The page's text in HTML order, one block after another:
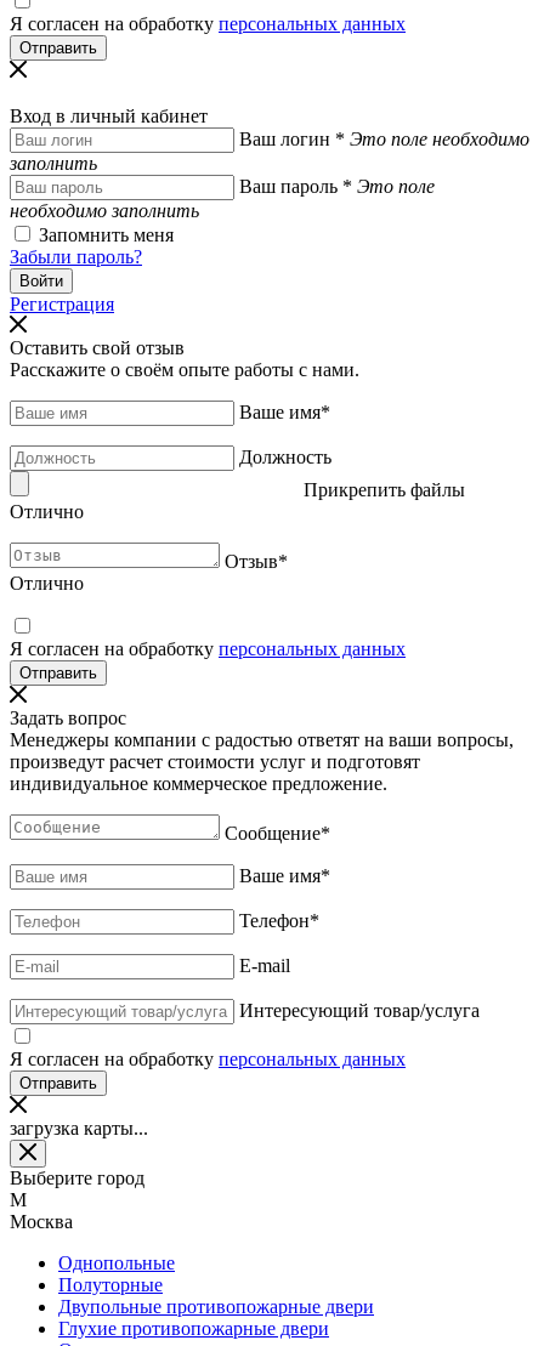
Я согласен на обработку персональных данных
Вход в личный кабинет
Ваш логин * Это поле необходимо
заполнить
Ваш пароль * Это поле
необходимо заполнить
Запомнить меня
Забыли пароль?
Регистрация
Оставить свой отзыв
Расскажите о своём опыте работы с нами.
Ваше имя*
Должность
Прикрепить файлы
Отлично
Отзыв*
Отлично
Я согласен на обработку персональных данных
Задать вопрос
Менеджеры компании с радостью ответят на ваши вопросы,
произведут расчет стоимости услуг и подготовят
индивидуальное коммерческое предложение.
Сообщение*
Ваше имя*
Телефон*
E-mail
Интересующий товар/услуга
Я согласен на обработку персональных данных
загрузка карты...
Выберите город
М
Москва
Однопольные
Полуторные
Двупольные противопожарные двери
Глухие противопожарные двери